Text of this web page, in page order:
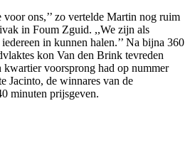
ons,’’ zo vertelde Martin nog ruim
in Foum Zguid. ,,We zijn als
in kunnen halen.’’ Na bijna 360
kon Van den Brink tevreden
kwartier voorsprong had op nummer
Jacinto, de winnares van de
minuten prijsgeven.